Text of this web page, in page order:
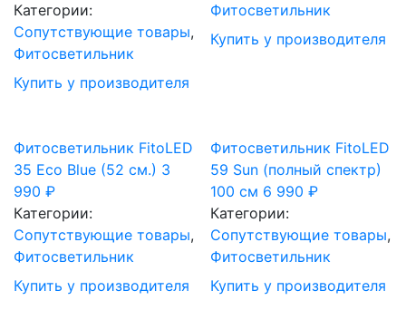
Категории:
Сопутствующие товары,
Фитосветильник
Купить у производителя
Фитосветильник
Купить у производителя
Фитосветильник FitoLED
35 Eco Blue (52 см.) 3
990 ₽
Категории:
Сопутствующие товары,
Фитосветильник
Купить у производителя
Фитосветильник FitoLED
59 Sun (полный спектр)
100 см 6 990₽
Категории:
Сопутствующие товары,
Фитосветильник
Купить у производителя